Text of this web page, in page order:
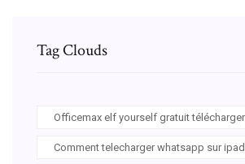
Tag Clouds
Officemax elf yourself gratuit télécharger
Comment telecharger whatsapp sur